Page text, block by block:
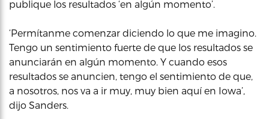
publique los resultados ‘en algún momento’.
‘Permítanme comenzar diciendo lo que me imagino.
Tengo un sentimiento fuerte de que los resultados se
anunciarán en algún momento. Y cuando esos
resultados se anuncien, tengo el sentimiento de que,
a nosotros, nos va a ir muy, muy bien aquí en Iowa’,
dijo Sanders.